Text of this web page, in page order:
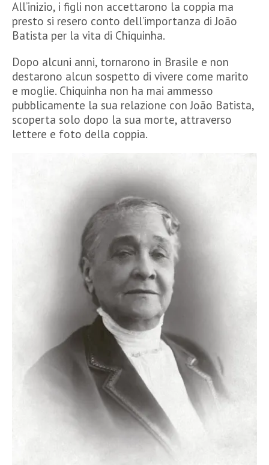
All’inizio, i figli non accettarono la coppia ma
presto si resero conto dell’importanza di João
Batista per la vita di Chiquinha.
Dopo alcuni anni, tornarono in Brasile e non
destarono alcun sospetto di vivere come marito
e moglie. Chiquinha non ha mai ammesso
pubblicamente la sua relazione con João Batista,
scoperta solo dopo la sua morte, attraverso
lettere e foto della coppia.